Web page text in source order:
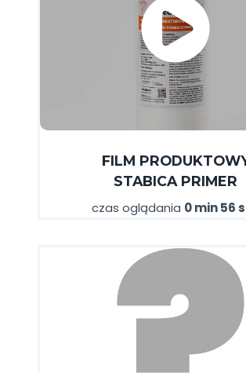
FILM
STABICA PRIMER
czas oglądania 0 min 56